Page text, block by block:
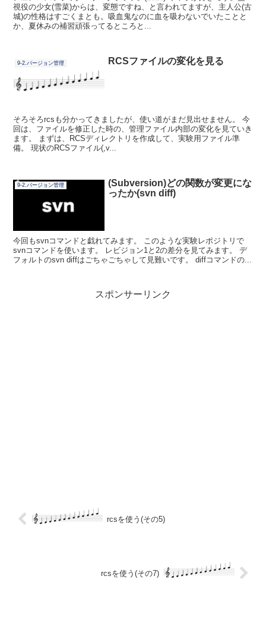
視役の少女(雪菜)からは、変態ですね、と言われてますが、主人公(古
城)の性格はすごくまとも。吸血鬼なのに血を吸わないでいたことと
か、夏休みの補習頑張ってるところと...
9-2.バージョン管理 RCSファイルの変化を見る
そろそろrcsも分かってきましたが、使い道がまだ見出せません。 今
回は、ファイルを修正した時の、管理ファイル内部の変化を見ていき
ます。 まずは、RCSディレクトリを作成して、実験用ファイル準
備。 現状のRCSファイル(,v...
9-2.バージョン管理
(Subversion)どの関数が変更にな
ったか(svn diff)
今回もsvnコマンドと戯れてみます。 このような実験レポジトリで
svnコマンドを使います。 レビジョン1と2の差分を見てみます。 デ
フォルトのsvn diffはごちゃごちゃして見難いです。 diffコマンドの...
スポンサーリンク
rcsを使う(その5)
rcsを使う(その7)